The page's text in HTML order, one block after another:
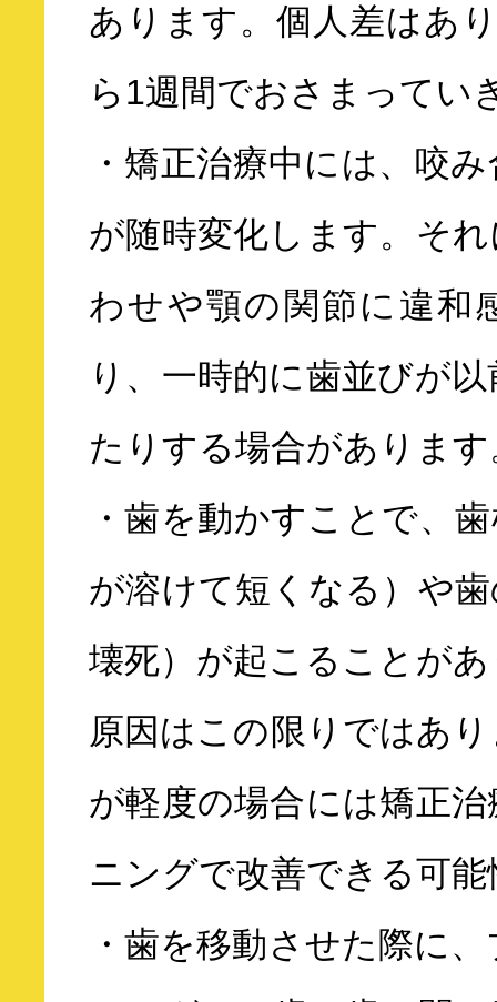
あります。個人差はあ
ら1週間でおさまってい
・矯正治療中には、咬
が随時変化します。そ
わせや顎の関節に違和
り、一時的に歯並びが
たりする場合があります
・歯を動かすことで、
が溶けて短くなる）や
壊死）が起こることが
原因はこの限りではあ
が軽度の場合には矯正
ニングで改善できる可
・歯を移動させた際に